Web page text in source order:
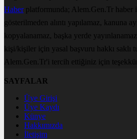
Haberplatformunda; Alem.Gen.Tr haber
gösterilmeden alıntı yapılamaz, kanuna
kopyalanamaz, başka yerde
kişi/kişiler için yasal başvuru hakkı saklı
Alem.Gen.Tr'i tercih ettiğiniz için
SAYFALAR
Üye Girişi
Üye Kaydı
Künye
Hakkımızda
İletişim